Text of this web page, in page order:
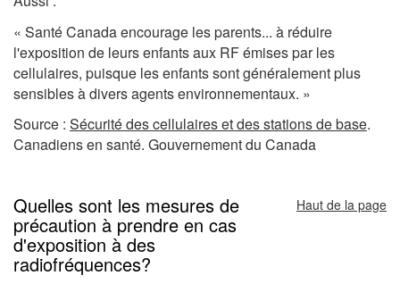
« Santé Canada encourage les parents... à réduire
l'exposition de leurs enfants aux RF émises par les
cellulaires, puisque les enfants sont généralement plus
sensibles à divers agents environnementaux. »
Source : Sécurité des cellulaires et des stations de base.
Canadiens en santé. Gouvernement du Canada
Quelles sont les mesures de
précaution à prendre en cas
d'exposition à des
radiofréquences?
Haut de la page